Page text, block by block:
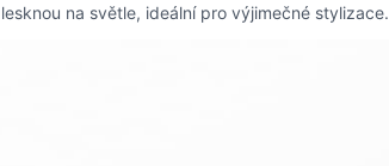
na světle, ideální pro výjimečné stylizace.